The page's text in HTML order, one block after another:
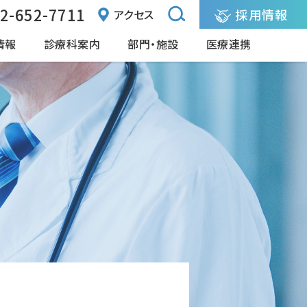
652-7711 アクセス 採用情報
報 診療科案内 部門・施設 医療連携